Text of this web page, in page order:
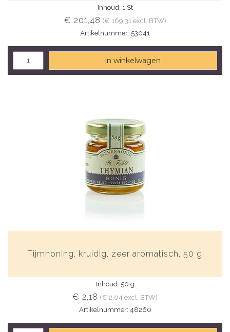
Inhoud: 1 St
€ 201,48 (€ 169,31 excl. BTW)
Artikelnummer: 53041
in winkelwagen
Tijmhoning, kruidig, zeer aromatisch, 50 g
Inhoud: 50 g
€ 2,18 (€ 2,04 excl. BTW)
Artikelnummer: 48260